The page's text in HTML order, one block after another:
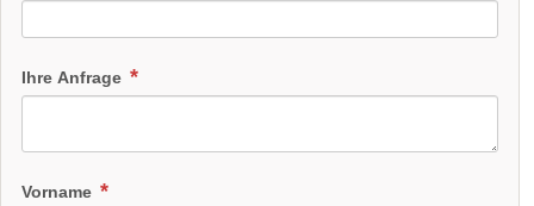
Ihre Anfrage
Vorname